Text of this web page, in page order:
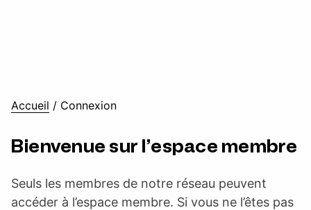
Accueil / Connexion
Bienvenue sur l’espace membre
Seuls les membres de notre réseau peuvent
accéder à l’espace membre. Si vous ne l’êtes pas